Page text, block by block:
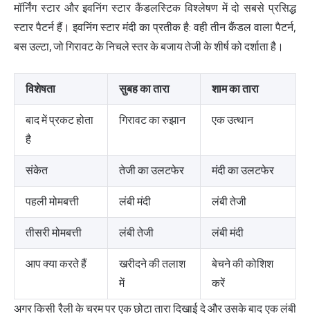
मॉर्निंग स्टार और इवनिंग स्टार कैंडलस्टिक विश्लेषण में दो सबसे प्रसिद्ध
स्टार पैटर्न हैं। इवनिंग स्टार मंदी का प्रतीक है: वही तीन कैंडल वाला पैटर्न,
बस उल्टा, जो गिरावट के निचले स्तर के बजाय तेजी के शीर्ष को दर्शाता है।
विशेषता सुबह का तारा शाम का तारा
बाद में प्रकट होता
है
गिरावट का रुझान एक उत्थान
संकेत तेजी का उलटफेर मंदी का उलटफेर
पहली मोमबत्ती लंबी मंदी लंबी तेजी
तीसरी मोमबत्ती लंबी तेजी लंबी मंदी
आप क्या करते हैं
खरीदने की तलाश
में
बेचने की कोशिश
करें
अगर किसी रैली के चरम पर एक छोटा तारा दिखाई दे और उसके बाद एक लंबी